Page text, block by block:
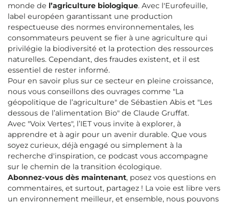
monde de l’agriculture biologique. Avec l'Eurofeuille,
label européen garantissant une production
respectueuse des normes environnementales, les
consommateurs peuvent se fier à une agriculture qui
privilégie la biodiversité et la protection des ressources
naturelles. Cependant, des fraudes existent, et il est
essentiel de rester informé.
Pour en savoir plus sur ce secteur en pleine croissance,
nous vous conseillons des ouvrages comme "La
géopolitique de l’agriculture" de Sébastien Abis et "Les
dessous de l’alimentation Bio" de Claude Gruffat.
Avec "Voix Vertes", l’IET vous invite à explorer, à
apprendre et à agir pour un avenir durable. Que vous
soyez curieux, déjà engagé ou simplement à la
recherche d'inspiration, ce podcast vous accompagne
sur le chemin de la transition écologique.
Abonnez-vous dès maintenant, posez vos questions en
commentaires, et surtout, partagez ! La voie est libre vers
un environnement meilleur, et ensemble, nous pouvons